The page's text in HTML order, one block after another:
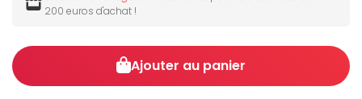
200 euros d'achat !
Ajouter au panier